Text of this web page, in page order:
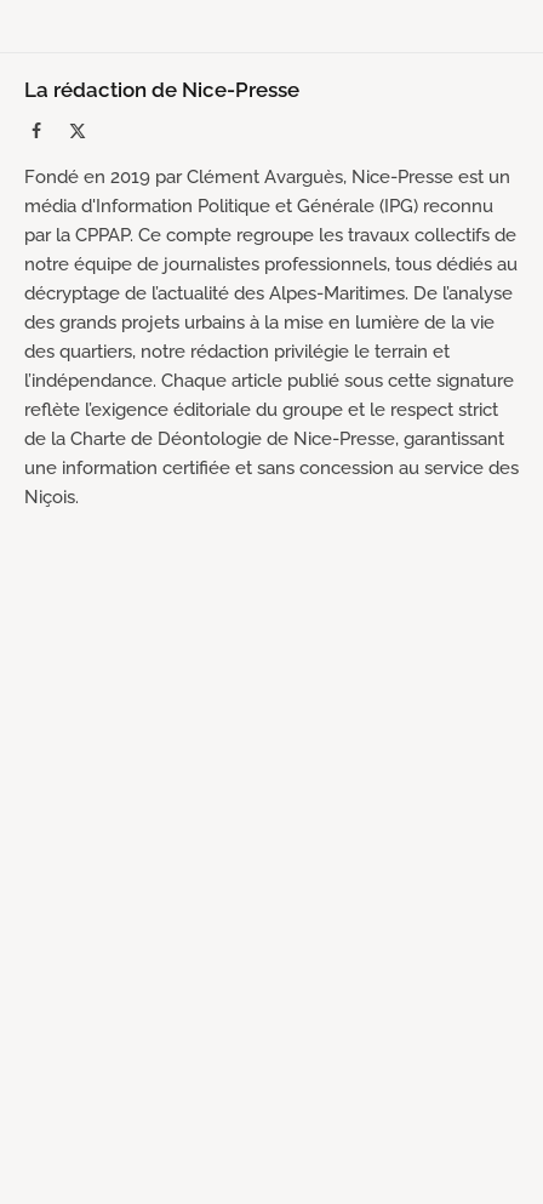
La rédaction de Nice-Presse
Facebook
Fondé en 2019 par Clément Avarguès, Nice-Presse est un
média d'Information Politique et Générale (IPG) reconnu
par la CPPAP. Ce compte regroupe les travaux collectifs de
notre équipe de journalistes professionnels, tous dédiés au
décryptage de l’actualité des Alpes-Maritimes. De l’analyse
des grands projets urbains à la mise en lumière de la vie
des quartiers, notre rédaction privilégie le terrain et
l’indépendance. Chaque article publié sous cette signature
reflète l’exigence éditoriale du groupe et le respect strict
de la Charte de Déontologie de Nice-Presse, garantissant
une information certifiée et sans concession au service des
Niçois.